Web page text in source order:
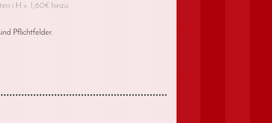
i.H.v. 1,60€ hinzu.
Pflichtfelder.